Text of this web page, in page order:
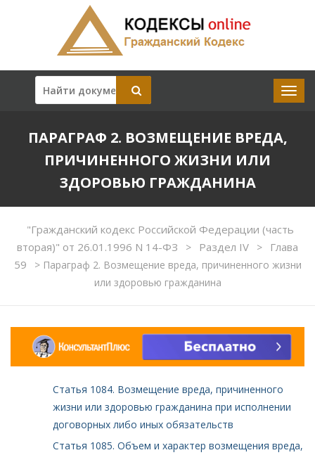
ПАРАГРАФ 2. ВОЗМЕЩЕНИЕ ВРЕДА,
ПРИЧИНЕННОГО ЖИЗНИ ИЛИ
ЗДОРОВЬЮ ГРАЖДАНИНА
"Гражданский кодекс Российской Федерации (часть
вторая)" от 26.01.1996 N 14-ФЗ
> Раздел IV >
Глава
59
>Параграф 2. Возмещение вреда, причиненного жизни
или здоровью гражданина
Статья 1084. Возмещение вреда, причиненного
жизни или здоровью гражданина при исполнении
договорных либо иных обязательств
Статья 1085. Объем и характер возмещения вреда,